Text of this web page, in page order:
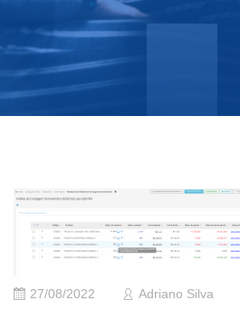
27/08/2022 Adriano Silva